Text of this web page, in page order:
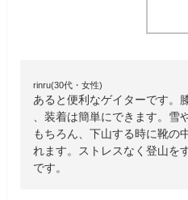
rinru(30代・女性)
あると便利なゲイターです。
、装着は簡単にできます。
もちろん、下山する時に靴の
れます。ストレスなく登山を
です。